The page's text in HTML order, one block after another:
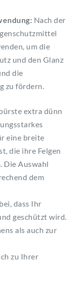
Nach der
um die
und den Glanz
die
zu fördern.
extra dünn
eine breite
die ihre Felgen
Die Auswahl
dem
dass Ihr
geschützt wird.
als auch zur
zu Ihrer